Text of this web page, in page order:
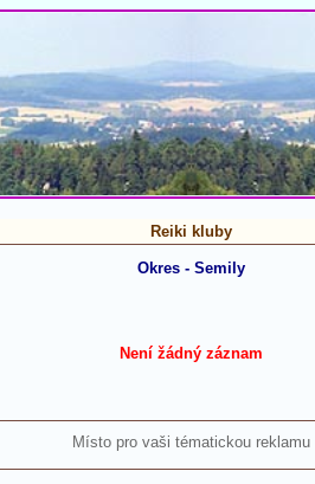
Reiki kluby
Okres - Semily
Není žádný záznam
Místo pro vaši tématickou reklamu